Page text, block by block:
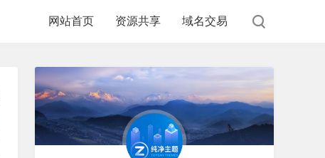
网站首页 资源共享 域名交易